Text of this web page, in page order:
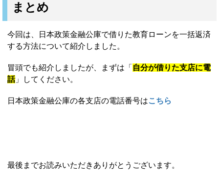
まとめ
今回は、日本政策金融公庫で借りた教育ローンを一括返済
する方法について紹介しました。
冒頭でも紹介しましたが、まずは「 自分が借りた支店に電
話」してください。
日本政策金融公庫の各支店の電話番号はこちら
最後までお読みいただきありがとうございます。